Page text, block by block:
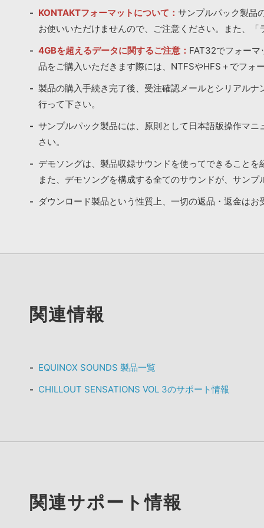
KONTAKTフォーマットについて： サンプルパック製品
お使いいただけませんので、ご注意ください。また、
4GBを超えるデータに関するご注意： FAT32でフォーマ
品をご購入いただきます際には、NTFSやHFS＋でフォ
製品の購入手続き完了後、受注確認メールとシリアル
行って下さい。
サンプルパック製品には、原則として日本語版操作マ
さい。
デモソングは、製品収録サウンドを使ってできること
また、デモソングを構成する全てのサウンドが、サン
ダウンロード製品という性質上、一切の返品・返金はお
関連情報
EQUINOX SOUNDS 製品一覧
CHILLOUT SENSATIONS VOL 3のサポート情報
関連サポート情報